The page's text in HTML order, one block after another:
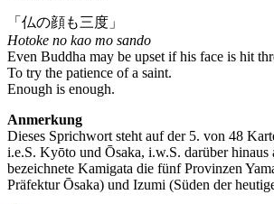
「仏の顔も三度」
Hotoke no kao mo sando
Even Buddha may be upset if his face is hit
To try the patience of a saint.
Enough is enough.
Anmerkung
Dieses Sprichwort steht auf der 5. von 48
i.e.S. Kyōto und Ōsaka, i.w.S. darüber
bezeichnete Kamigata die fünf Provinzen
Präfektur Ōsaka) und Izumi (Süden der